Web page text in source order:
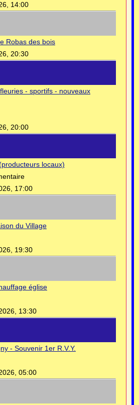
14:00
Robas des bois
20:30
- sportifs - nouveaux
20:00
locaux)
17:00
du Village
19:30
église
13:30
- Souvenir 1er R.V.Y.
05:00